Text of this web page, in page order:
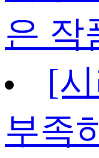
은 작
[
부족